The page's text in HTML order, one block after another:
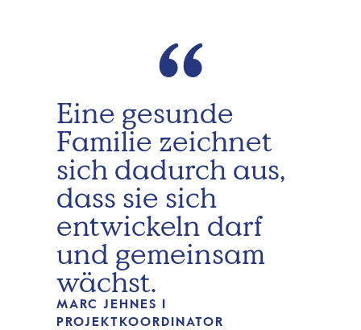
“
Eine gesunde
Familie zeichnet
sich dadurch aus,
dass sie sich
entwickeln darf
und gemeinsam
wächst.
MARC JEHNES I
PROJEKTKOORDINATOR